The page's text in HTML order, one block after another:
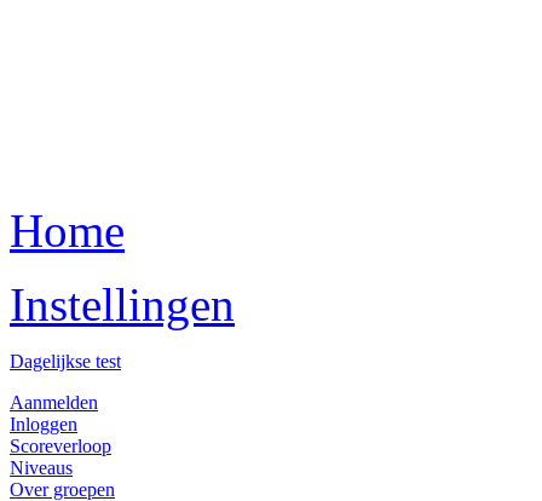
Home
Instellingen
Dagelijkse test
Aanmelden
Inloggen
Scoreverloop
Niveaus
Over groepen